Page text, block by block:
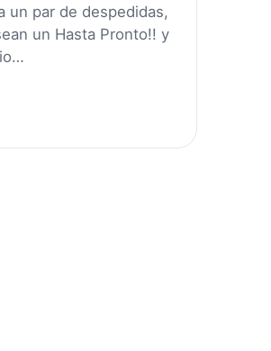
un par de despedidas,
un Hasta Pronto!! y